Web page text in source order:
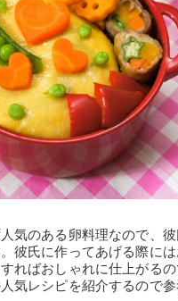
気のある卵料理なので、
彼氏に作ってあげる際に
ればおしゃれに仕上がる
気レシピを紹介するので参